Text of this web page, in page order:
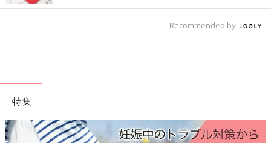
出典：Instagramアカウント「yuikitiiii」
この商品を知ってYUIさんが3COINSに即買いしにいったのは、
Recommended by
特集